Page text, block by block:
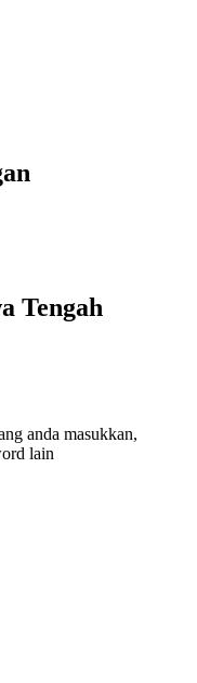
Tengah
anda masukkan,
lain